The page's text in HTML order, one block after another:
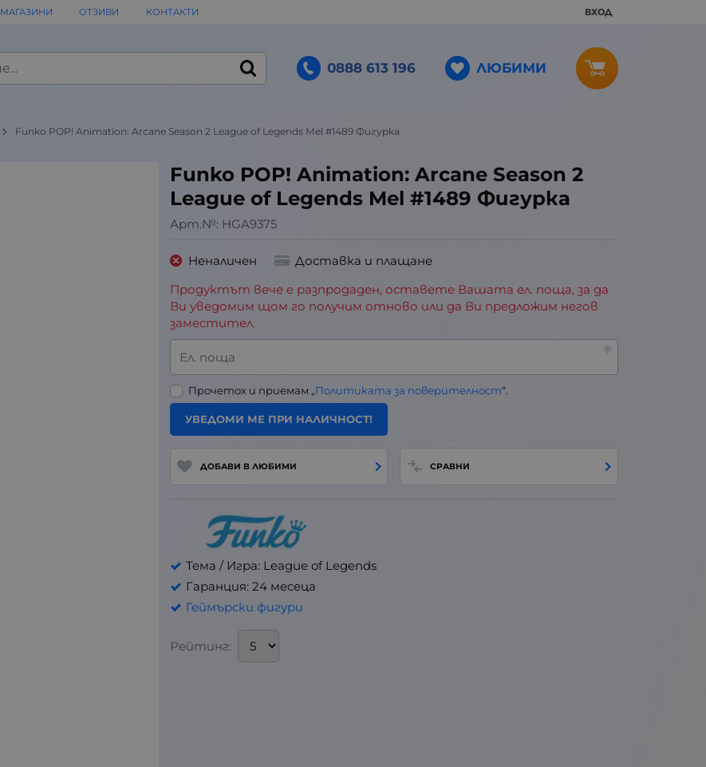
МАГАЗИНИ ОТЗИВИ КОНТАКТИ ВХОД
0888 613 196 ЛЮБИМИ
Funko POP! Animation: Arcane Season 2 League of Legends Mel #1489 Фигурка
Funko POP! Animation: Arcane Season 2
League of Legends Mel #1489 Фигурка
Арт.№: HGA9375
Неналичен
Доставка и плащане
Продуктът вече е разпродаден, оставете Вашата ел. поща, за да
Ви уведомим щом го получим отново или да Ви предложим негов
заместител.
Ел. поща
Прочетох и приемам „Политиката за поверителност“.
УВЕДОМИ МЕ ПРИ НАЛИЧНОСТ!
ДОБАВИ В ЛЮБИМИ СРАВНИ
Тема / Игра: League of Legends
Гаранция: 24 месеца
Геймърски фигури
Рейтинг: